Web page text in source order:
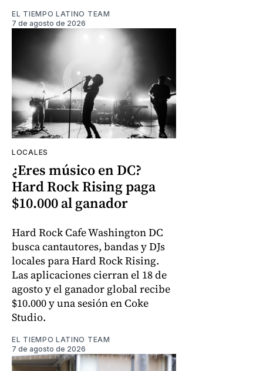
EL TIEMPO LATINO TEAM
7 de agosto de 2026
LOCALES
¿Eres músico en DC?
Hard Rock Rising paga
$10.000 al ganador
Hard Rock Cafe Washington DC
busca cantautores, bandas y DJs
locales para Hard Rock Rising.
Las aplicaciones cierran el 18 de
agosto y el ganador global recibe
$10.000 y una sesión en Coke
Studio.
EL TIEMPO LATINO TEAM
7 de agosto de 2026